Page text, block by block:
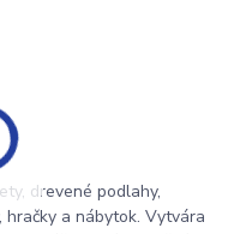
drevené podlahy,
a nábytok. Vytvára